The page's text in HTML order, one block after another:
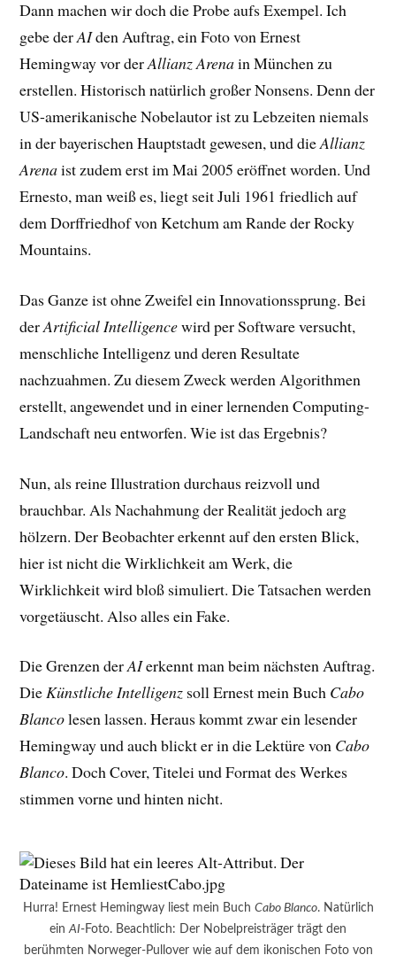
Dann machen wir doch die Probe aufs Exempel. Ich
gebe derAIden Auftrag, ein Foto von Ernest
Hemingway vor derAllianz Arenain München zu
erstellen. Historisch natürlich großer Nonsens. Denn der
US-amerikanische Nobelautor ist zu Lebzeiten niemals
in der bayerischen Hauptstadt gewesen, und dieAllianz
Arenaist zudem erst im Mai 2005 eröffnet worden. Und
Ernesto, man weiß es, liegt seit Juli 1961 friedlich auf
dem Dorffriedhof von Ketchum am Rande der Rocky
Mountains.
Das Ganze ist ohne Zweifel ein Innovationssprung. Bei
derArtificial Intelligencewird per Software versucht,
menschliche Intelligenz und deren Resultate
nachzuahmen. Zu diesem Zweck werden Algorithmen
erstellt, angewendet und in einer lernenden Computing-
Landschaft neu entworfen. Wie ist das Ergebnis?
Nun, als reine Illustration durchaus reizvoll und
brauchbar. Als Nachahmung der Realität jedoch arg
hölzern. Der Beobachter erkennt auf den ersten Blick,
hier ist nicht die Wirklichkeit am Werk, die
Wirklichkeit wird bloß simuliert. Die Tatsachen werden
vorgetäuscht. Also alles ein Fake.
Die Grenzen derAIerkennt man beim nächsten Auftrag.
DieKünstliche Intelligenz soll Ernest mein Buch Cabo
Blancolesen lassen. Heraus kommt zwar ein lesender
Hemingway und auch blickt er in die Lektüre von Cabo
Blanco. Doch Cover, Titelei und Format des Werkes
stimmen vorne und hinten nicht.
Hurra! Ernest Hemingway liest mein Buch Cabo Blanco. Natürlich
ein AI-Foto. Beachtlich: Der Nobelpreisträger trägt den
berühmten Norweger-Pullover wie auf dem ikonischen Foto von